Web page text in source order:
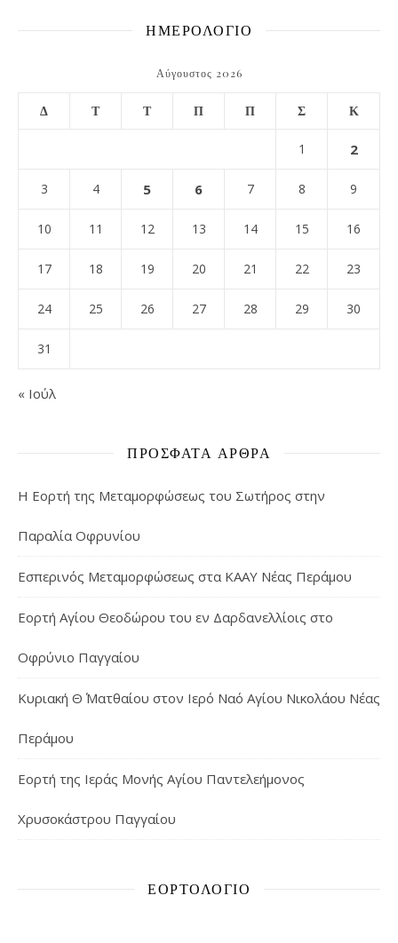
ΗΜΕΡΟΛΟΓΙΟ
Αύγουστος 2026
Δ Τ Τ Π Π Σ Κ
1 2
3 4 5 6 7 8 9
10 11 12 13 14 15 16
17 18 19 20 21 22 23
24 25 26 27 28 29 30
31
« Ιούλ
ΠΡΌΣΦΑΤΑ ΆΡΘΡΑ
Η Εορτή της Μεταμορφώσεως του Σωτήρος στην
Παραλία Οφρυνίου
Εσπερινός Μεταμορφώσεως στα ΚΑΑΥ Νέας Περάμου
Εορτή Αγίου Θεοδώρου του εν Δαρδανελλίοις στο
Οφρύνιο Παγγαίου
Κυριακή Θ΄ Ματθαίου στον Ιερό Ναό Αγίου Νικολάου Νέας
Περάμου
Εορτή της Ιεράς Μονής Αγίου Παντελεήμονος
Χρυσοκάστρου Παγγαίου
ΕΟΡΤΟΛΌΓΙΟ